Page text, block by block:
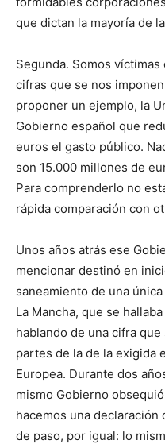
que dictan la mayoría de
Segunda. Somos
cifras que se nos
proponer un ejemplo, la
Gobierno español que
euros el gasto público.
son 15.000 millones de
Para comprenderlo no
rápida comparación con
Unos años atrás ese
mencionar destinó en
saneamiento de una
La Mancha, que se
hablando de una cifra
partes de la de la exigida
Europea. Durante dos
mismo Gobierno
hacemos una declaración
de paso, por igual: lo